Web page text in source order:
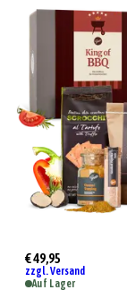
€ 49,95
zzgl. Versand
Auf Lager